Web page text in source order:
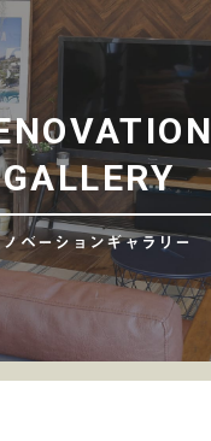
NOVATION
GALLERY
ノベーションギャラリー